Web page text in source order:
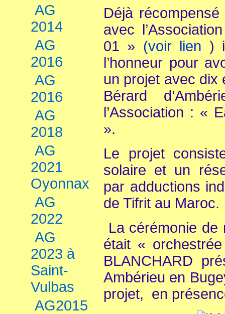
AG
2014
AG
2016
AG
2016
AG
2018
AG
2021
Oyonnax
AG
2022
AG
2023 à
Saint-
Vulbas
AG2015
Déjà
avec
01 » (voir lien )
l’honneur pour
un projet avec dix
Bérard
l’Association : «
».
Le projet
solaire et un
par adductions
de Tifrit au Maroc.
La cérémonie
était «
BLANCHARD
Ambérieu en
projet, en